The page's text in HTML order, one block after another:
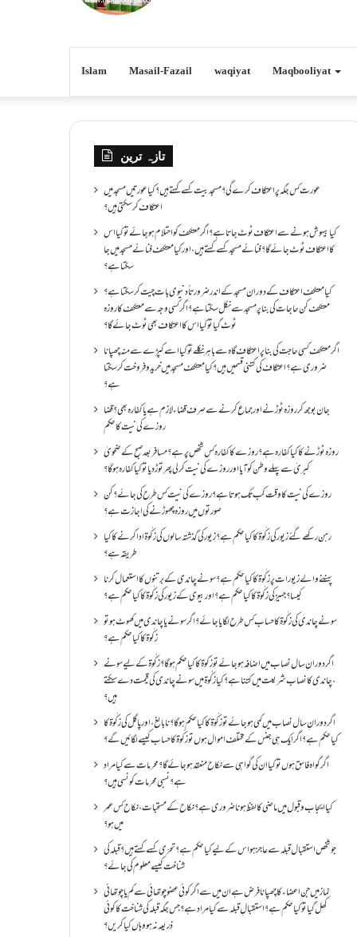
Islam Masail-Fazail waqiyat Maqbooliyat
تازہ ترین
عورت کس جگہ پر اعتکاف کرے گی؟مسجد بیت کسے کہتے ہیں؟کیا عورتیں مسجد میں
اعتکاف کر سکتی ہیں؟
کیا بیہوش ہونے سے اعتکاف ٹوٹ جاتا ہے؟ اگر معتکف کو احتلام ہو جائے تو کیا اس
کا اعتکاف ٹوٹ جائے گا؟فنائے مسجد کسے کہتے ہیں ، اور کیا معتکف فنائے مسجد میں جا
سکتا ہے؟
کیا معتکف اعتکاف کے دوران مسجد کے اندر ضرورتاً دنیوی بات چیت کر سکتا ہے؟
معتکف کن حاجات کی بنا پر مسجد سے نکل سکتا ہے؟ اگر کسی وجہ سے معتکف کا روزہ
ٹوٹ گیا تو کیا اس کا اعتکاف بھی ٹوٹ جائے گا؟
اگر معتکف کسی حاجت کی بنا پر اعتکاف گاہ سے باہر نکلے تو کیا اسے کپڑے سے منہ چھپانا
ضروری ہے؟اعتکاف کی کتنی قسمیں ہیں؟کیا معتکف مسجد میں خرید و فروخت کر سکتا
ہے؟
جان بوجھ کر روزہ ٹوڑنے اور جماع کرنے سے صرف قضاء لازم ہے یا کفارہ بھی؟ قضا
روزے کی نیت کا حکم
روزہ ٹوڑنے کا کیا کفارہ ہے؟روزے کا کفارہ کس شخص پر ہے؟ مسافر بعد صبح کے ضحویٰ
کبریٰ سے پہلے وطن کو آیا اور روزے کی نیت کر لی پھر توڑ دیا تو کیا کفارہ ہو گا؟
روزے کی نیت کا وقت کب تک ہوتا ہے؟ روزے کی نیت کس طرح کی جائے؟ کن
صورتوں میں روزہ چھوڑنے کی اجازت ہے؟
رہن رکھے گئے زیور کی زکٰوۃ کا کیا حکم ہے؟زیور کی گذشتہ سالوں کی زکٰوۃ ادا کرنے کا کیا
طریقہ ہے؟
پہننے والے زیورات پر زکٰوۃ کا کیا حکم ہے؟ سونے چاندی کے برتنوں کا استعمال کرنا
کیسا؟ جہیز کی زکٰوۃ کا کیا حکم ہے؟ اور بیوی کے زیور کی زکٰوۃ کا کیا حکم ہے؟
سونے چاندی کی زکٰوۃ کا حساب کس طرح لگایا جائے؟ اگر سونے یا چاندی میں کھوٹ ہو تو
زکٰوۃ کا کیا حکم ہے؟
اگر دورانِ سال نصاب میں اضافہ ہو جائے تو زکوۃ کا کیا حکم ہو گا؟ زکٰوۃ کے لیے سونے
،چاندی کا نصاب شریعت میں کتنا ہے؟ کیا زکٰوۃ میں سونے چاندی کی قیمت دے سکتے
ہیں؟
اگر دورانِ سال نصاب میں کمی ہو جائے تو زکٰوۃ کا کیا حکم ہو گا؟ نا بالغ ، اور پاگل کی زکٰوۃ کا
کیا حکم ہے؟ اگر ایک ہی جنس کے مختلف اموال ہوں تو زکٰوۃ کا حساب کیسے لگائیں گے؟
اگر گواہ فاسق ہوں تو کیا ان کی گواہی سے نکاح منعقد ہو جائے گا؟ محرمات سے کیا مراد
ہے؟ نسبی محرمات کونسی ہیں؟
کیا ایجاب و قبول میں ماضی کا لفظ ہونا ضروری ہے؟ نکاح کے مستحبات، نکاح کس عمر
میں ہو؟
جو شخص استقبال قبلہ سے عاجز ہو اس کے لیے کیا حکم ہے؟ تحرّی کسے کہتے ہیں؟ قبلہ کی
شناخت کیسے معلوم کی جائے؟
نماز میں جن اعضاء کا چھپانا فرض ہے ان میں سے اگر کوئی عضو چوتھائی سے کم یا چوتھائی
کھل گیا تو کیا حکم ہے؟استقبالِ قبلہ سے کیا مراد ہے؟جس جگہ قبلہ کی شناخت کا کوئی
ذریعہ نہ ہو وہاں کیا کریں؟